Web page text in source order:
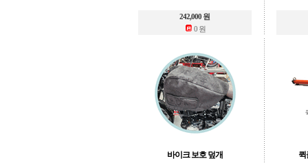
242,000 원
0 원
바이크 보호 덮개
퀵